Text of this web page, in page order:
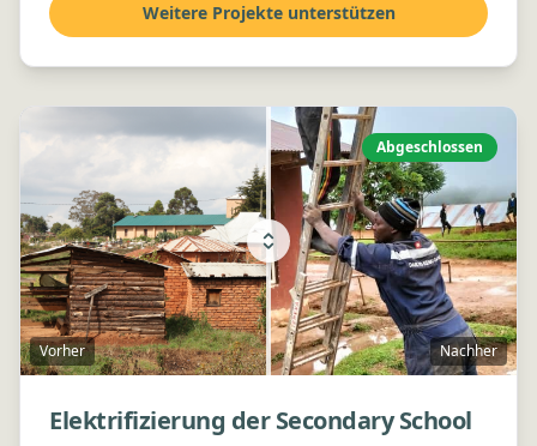
Weitere Projekte unterstützen
Vorher Nachher
Abgeschlossen
Elektrifizierung der Secondary School